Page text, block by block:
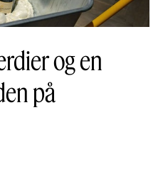
og en
på